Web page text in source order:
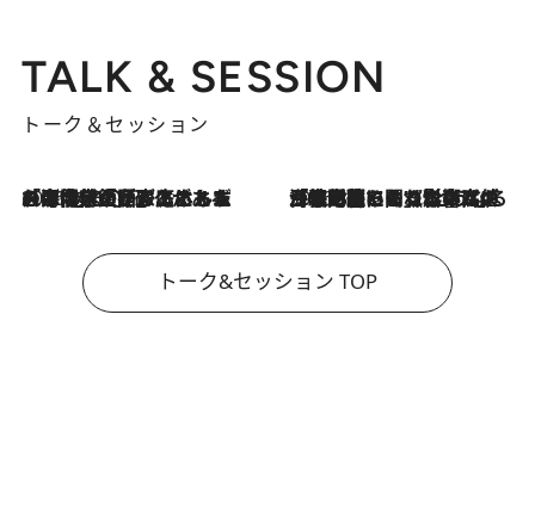
TALK & SESSION
トーク＆セッション
2026.8.3
「今後値上げがあるとすれば…」「リスクがあるのは今年の冬」エネルギー専門家が語る、ホルムズ海峡封鎖が家庭にもたらす“ある心配” 2026.8.3
「住宅建てられない…」「サーチャージ料の高値が続いている」ホルムズ海峡封鎖による影響はいつまで続く？《エネルギー専門家に聞く“どうなる日本の暮らし”》
トーク&セッション TOP